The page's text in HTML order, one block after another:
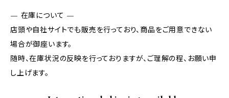
— 在庫について —
店頭や自社サイトでも販売を行っており、商品をご用意できない
場合が御座います。
随時、在庫状況の反映を行っておりますが、ご理解の程、お願い申
し上げます。